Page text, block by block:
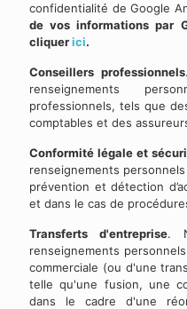
confidentialité de Google
de vos informations par
cliquerici.
Conseillers professionnels
renseignements
professionnels, tels que
comptables et des
Conformité légale et
renseignements
prévention et détection
et dans le cas de
Transferts d'entreprise.
renseignements
commerciale (ou d'une
telle qu'une fusion, une
dans le cadre d'une